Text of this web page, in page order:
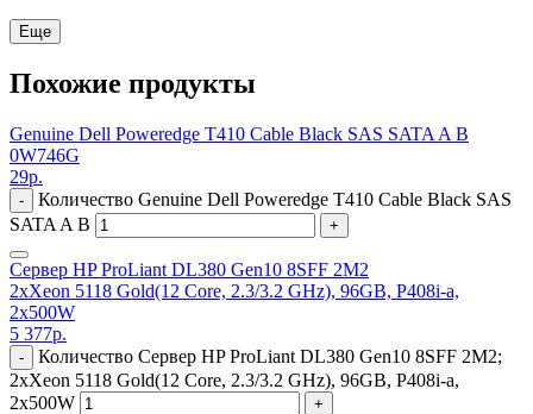
Еще
Похожие продукты
Genuine Dell Poweredge T410 Cable Black SAS SATA A B
0W746G
29р.
-
Количество Genuine Dell Poweredge T410 Cable Black SAS
SATA A B
+
Сервер HP ProLiant DL380 Gen10 8SFF 2M2
2xXeon 5118 Gold(12 Core, 2.3/3.2 GHz), 96GB, P408i-a,
2x500W
5 377р.
-
Количество Сервер HP ProLiant DL380 Gen10 8SFF 2M2;
2xXeon 5118 Gold(12 Core, 2.3/3.2 GHz), 96GB, P408i-a,
2x500W
+